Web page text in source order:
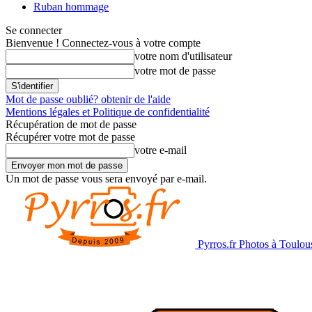
Ruban hommage
Se connecter
Bienvenue ! Connectez-vous à votre compte
votre nom d'utilisateur
votre mot de passe
Mot de passe oublié? obtenir de l'aide
Mentions légales et Politique de confidentialité
Récupération de mot de passe
Récupérer votre mot de passe
votre e-mail
Un mot de passe vous sera envoyé par e-mail.
Pyrros.fr Photos à